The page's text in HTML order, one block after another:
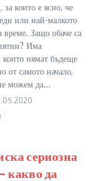
които е ясно, че
или най-малкото
време. Защо обаче са
Има
нямат бъдеще
от самото начало,
можем да...
сериозна
какво да